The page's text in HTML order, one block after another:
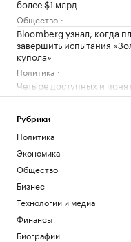
более $1 млрд
Общество
Bloomberg узнал, когда
завершить испытания
купола»
Политика
Четыре доступных и
инструмента
РБК и Сбер
Трамп попросил уйти с
Госдепа раньше, чтобы
Политика
Испания ввела контроль
для путешественников из
Политика
Bloomberg узнал, что
обвал экспорта зерна
Рубрики
Политика
Экономика
Общество
Бизнес
Технологии и медиа
Финансы
Биографии